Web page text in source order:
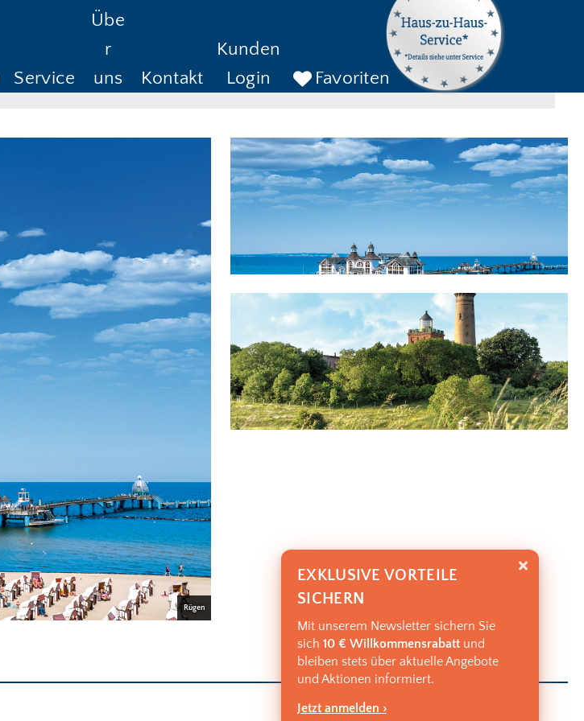
Service
Übe
r
uns
Kontakt
Kunden
Login
Favoriten
Anreise ab Rückreise bis SUCHEN
Rügen
EXKLUSIVE VORTEILE
SICHERN
Mit unserem Newsletter sichern Sie
sich 10 € Willkommensrabatt und
bleiben stets über aktuelle Angebote
und Aktionen informiert.
Jetzt anmelden ›